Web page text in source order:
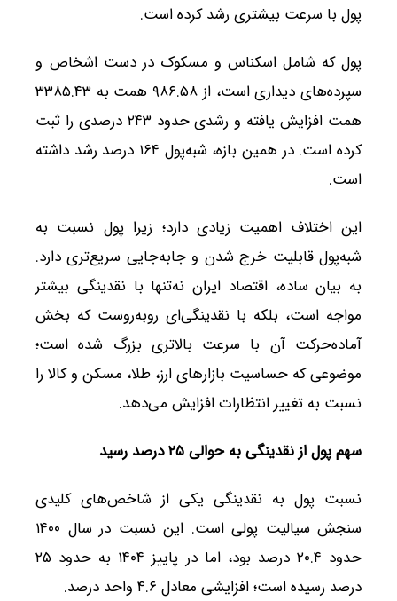
پول با سرعت بیشتری رشد کرده است.
پول که شامل اسکناس و مسکوک در دست اشخاص و
سپرده‌های دیداری است، از ۹۸۶.۵۸ همت به ۳۳۸۵.۴۳
همت افزایش یافته و رشدی حدود ۲۴۳ درصدی را ثبت
کرده است. در همین بازه، شبه‌پول ۱۶۴ درصد رشد داشته
است.
این اختلاف اهمیت زیادی دارد؛ زیرا پول نسبت به
شبه‌پول قابلیت خرج شدن و جابه‌جایی سریع‌تری دارد.
به بیان ساده، اقتصاد ایران نه‌تنها با نقدینگی بیشتر
مواجه است، بلکه با نقدینگی‌ای روبه‌روست که بخش
آماده‌حرکت آن با سرعت بالاتری بزرگ شده است؛
موضوعی که حساسیت بازارهای ارز، طلا، مسکن و کالا را
نسبت به تغییر انتظارات افزایش می‌دهد.
سهم پول از نقدینگی به حوالی۲۵درصد رسید
نسبت پول به نقدینگی یکی از شاخص‌های کلیدی
سنجش سیالیت پولی است. این نسبت در سال ۱۴۰۰
حدود ۲۰.۴ درصد بود، اما در پاییز ۱۴۰۴ به حدود ۲۵
درصد رسیده است؛ افزایشی معادل ۴.۶ واحد درصد.